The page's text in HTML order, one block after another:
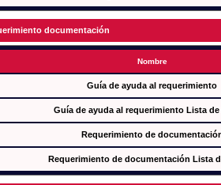
documentación
Nombre
Guía de ayuda al requerimiento
Guía de ayuda al requerimiento Lista de
Requerimiento de
Requerimiento de documentación Lista